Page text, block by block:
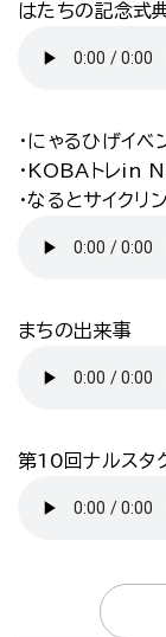
はたちの記念式
・にゃるひげイベ
・KOBAトレin
・なるとサイクリ
まちの出来事
第10回ナルスタ